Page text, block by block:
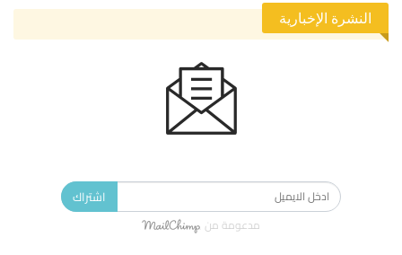
النشرة الإخبارية
اشتراك
مدعومة من